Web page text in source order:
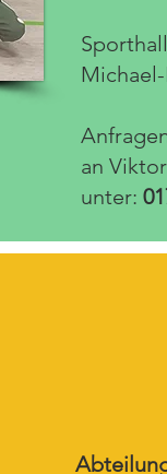
an
unter: